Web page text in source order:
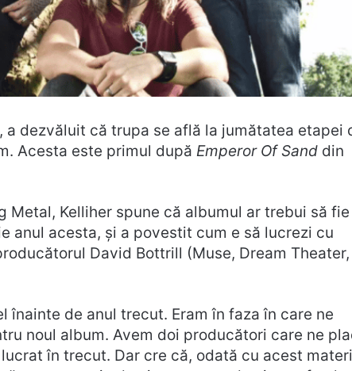
a dezvăluit că trupa se află la jumătatea etapei
Acesta este primul după Emperor Of Sand din
Metal, Kelliher spune că albumul ar trebui să
anul acesta, și a povestit cum e să lucrezi cu
David Bottrill (Muse, Dream Theater,
înainte de anul trecut. Eram în faza în care ne
noul album. Avem doi producători care ne
în trecut. Dar cre că, odată cu acest